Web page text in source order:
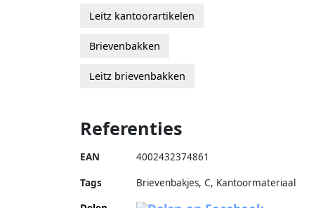
Leitz kantoorartikelen
Brievenbakken
Leitz brievenbakken
Referenties
EAN 4002432374861
Tags
Brievenbakjes, C, Kantoormateriaal